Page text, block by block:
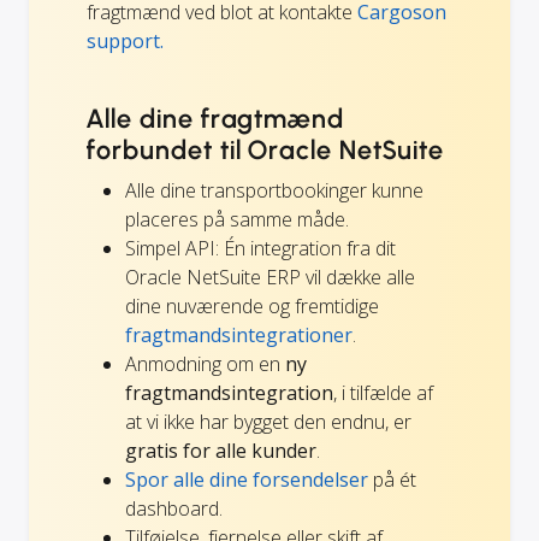
fragtmænd ved blot at kontakte Cargoson
support.
Alle dine fragtmænd
forbundet til Oracle NetSuite
Alle dine transportbookinger kunne
placeres på samme måde.
Simpel API: Én integration fra dit
Oracle NetSuite ERP vil dække alle
dine nuværende og fremtidige
fragtmandsintegrationer.
Anmodning om en ny
fragtmandsintegration, i tilfælde af
at vi ikke har bygget den endnu, er
gratis for alle kunder.
Spor alle dine forsendelser på ét
dashboard.